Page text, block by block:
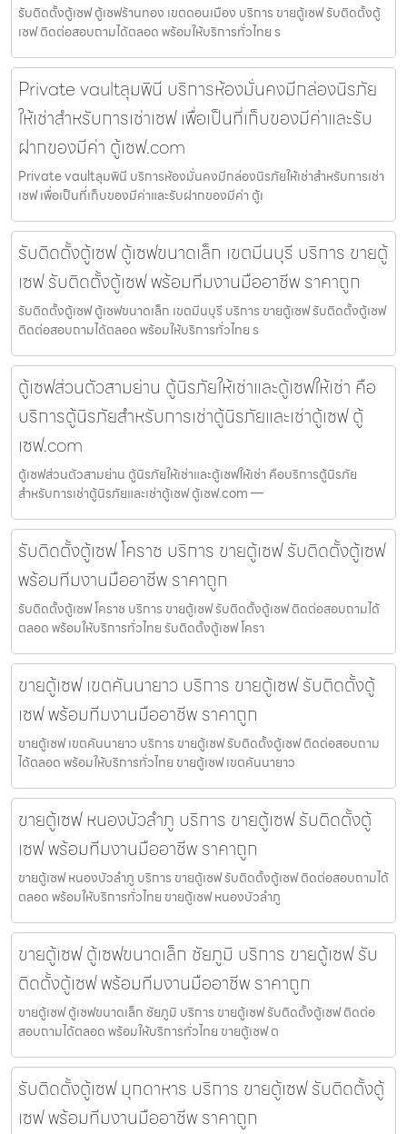
รับติดตั้งตู้เซฟ ตู้เซฟร้านทอง เขตดอนเมือง บริการ ขายตู้เซฟ รับติดตั้งตู้
เซฟ ติดต่อสอบถามได้ตลอด พร้อมให้บริการทั่วไทย ร
Private vaultลุมพินี บริการห้องมั่นคงมีกล่องนิรภัย
ให้เช่าสำหรับการเช่าเซฟ เพื่อเป็นที่เก็บของมีค่าและรับ
ฝากของมีค่า ตู้เซฟ.com
Private vaultลุมพินี บริการห้องมั่นคงมีกล่องนิรภัยให้เช่าสำหรับการเช่า
เซฟ เพื่อเป็นที่เก็บของมีค่าและรับฝากของมีค่า ตู้เ
รับติดตั้งตู้เซฟ ตู้เซฟขนาดเล็ก เขตมีนบุรี บริการ ขายตู้
เซฟ รับติดตั้งตู้เซฟ พร้อมทีมงานมืออาชีพ ราคาถูก
รับติดตั้งตู้เซฟ ตู้เซฟขนาดเล็ก เขตมีนบุรี บริการ ขายตู้เซฟ รับติดตั้งตู้เซฟ
ติดต่อสอบถามได้ตลอด พร้อมให้บริการทั่วไทย ร
ตู้เซฟส่วนตัวสามย่าน ตู้นิรภัยให้เช่าและตู้เซฟให้เช่า คือ
บริการตู้นิรภัยสำหรับการเช่าตู้นิรภัยและเช่าตู้เซฟ ตู้
เซฟ.com
ตู้เซฟส่วนตัวสามย่าน ตู้นิรภัยให้เช่าและตู้เซฟให้เช่า คือบริการตู้นิรภัย
สำหรับการเช่าตู้นิรภัยและเช่าตู้เซฟ ตู้เซฟ.com —
รับติดตั้งตู้เซฟ โคราช บริการ ขายตู้เซฟ รับติดตั้งตู้เซฟ
พร้อมทีมงานมืออาชีพ ราคาถูก
รับติดตั้งตู้เซฟ โคราช บริการ ขายตู้เซฟ รับติดตั้งตู้เซฟ ติดต่อสอบถามได้
ตลอด พร้อมให้บริการทั่วไทย รับติดตั้งตู้เซฟ โครา
ขายตู้เซฟ เขตคันนายาว บริการ ขายตู้เซฟ รับติดตั้งตู้
เซฟ พร้อมทีมงานมืออาชีพ ราคาถูก
ขายตู้เซฟ เขตคันนายาว บริการ ขายตู้เซฟ รับติดตั้งตู้เซฟ ติดต่อสอบถาม
ได้ตลอด พร้อมให้บริการทั่วไทย ขายตู้เซฟ เขตคันนายาว
ขายตู้เซฟ หนองบัวลำภู บริการ ขายตู้เซฟ รับติดตั้งตู้
เซฟ พร้อมทีมงานมืออาชีพ ราคาถูก
ขายตู้เซฟ หนองบัวลำภู บริการ ขายตู้เซฟ รับติดตั้งตู้เซฟ ติดต่อสอบถามได้
ตลอด พร้อมให้บริการทั่วไทย ขายตู้เซฟ หนองบัวลำภู
ขายตู้เซฟ ตู้เซฟขนาดเล็ก ชัยภูมิ บริการ ขายตู้เซฟ รับ
ติดตั้งตู้เซฟ พร้อมทีมงานมืออาชีพ ราคาถูก
ขายตู้เซฟ ตู้เซฟขนาดเล็ก ชัยภูมิ บริการ ขายตู้เซฟ รับติดตั้งตู้เซฟ ติดต่อ
สอบถามได้ตลอด พร้อมให้บริการทั่วไทย ขายตู้เซฟ ต
รับติดตั้งตู้เซฟ มุกดาหาร บริการ ขายตู้เซฟ รับติดตั้งตู้
เซฟ พร้อมทีมงานมืออาชีพ ราคาถูก